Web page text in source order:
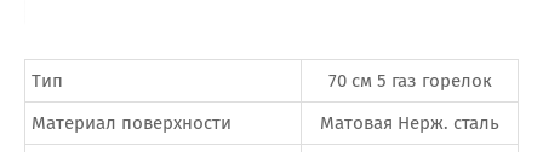
Тип
70 см 5 газ горелок
Материал поверхности
Матовая Нерж. сталь